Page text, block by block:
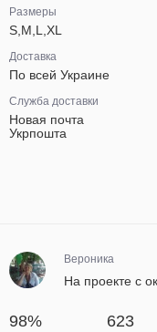
Размеры
S,M,L,XL
Доставка
По всей Украине
Служба доставки
Новая почта
Укрпошта
Вероника
На проекте с
98% 623